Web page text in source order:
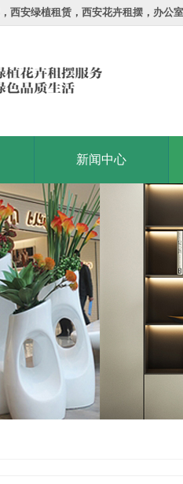
西安绿植租赁，西安花卉租摆，办公
新闻中心